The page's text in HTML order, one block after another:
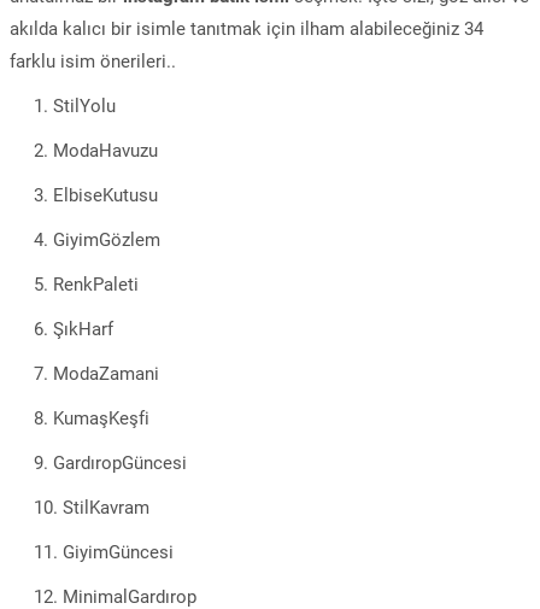
akılda kalıcı bir isimle tanıtmak için ilham alabileceğiniz 34
farklu isim önerileri..
StilYolu
ModaHavuzu
ElbiseKutusu
GiyimGözlem
RenkPaleti
ŞıkHarf
ModaZamani
KumaşKeşfi
GardıropGüncesi
StilKavram
GiyimGüncesi
MinimalGardırop